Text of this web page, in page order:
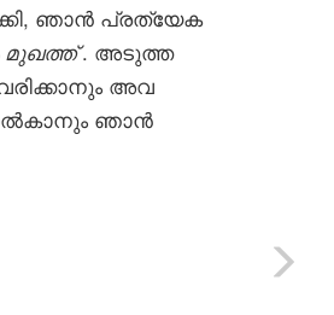
ഞാൻ പ്രത്യേക
മുഖത്ത്. അടുത്ത
അവ
ഞാൻ